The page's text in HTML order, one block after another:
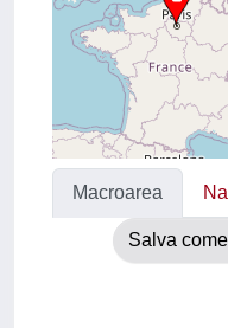
Macroarea
Salva